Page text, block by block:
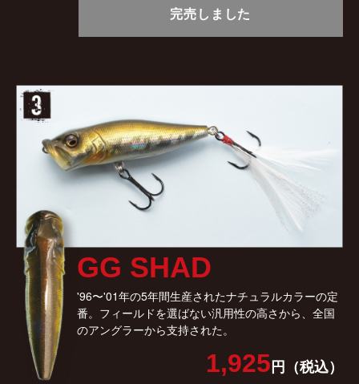
完売しました
GG SHAD
'96〜'01年の5年間生産されたナチュラルカラーの定
番。フィールドを選ばない汎用性の高さから、全国
のアングラーから支持された。
1,925円（税込）